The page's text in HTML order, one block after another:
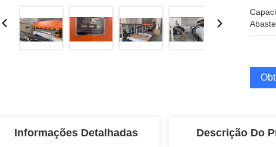
Informações Detalhadas Descrição Do